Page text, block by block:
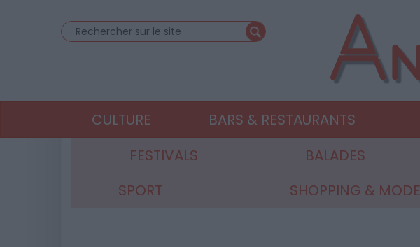
CULTURE BARS & RESTAURANTS
FESTIVALS
BALADES
SPORT
SHOPPING & MODE